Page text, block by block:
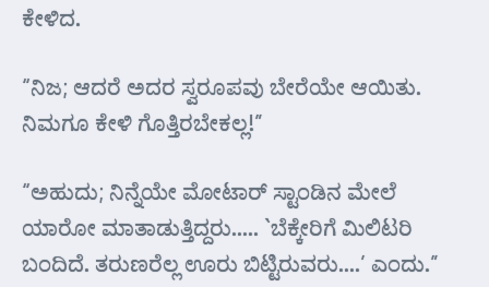
ಕೇಳಿದ.
“ನಿಜ; ಆದರೆ ಅದರ ಸ್ವರೂಪವು ಬೇರೆಯೇ ಆಯಿತು.
ನಿಮಗೂ ಕೇಳಿ ಗೊತ್ತಿರಬೇಕಲ್ಲ!”
“ಅಹುದು; ನಿನ್ನೆಯೇ ಮೋಟಾರ್ ಸ್ಟಾಂಡಿನ ಮೇಲೆ
ಯಾರೋ ಮಾತಾಡುತ್ತಿದ್ದರು….. `ಬೆಕ್ಕೇರಿಗೆ ಮಿಲಿಟರಿ
ಬಂದಿದೆ. ತರುಣರೆಲ್ಲ ಊರು ಬಿಟ್ಟಿರುವರು….’ ಎಂದು.”